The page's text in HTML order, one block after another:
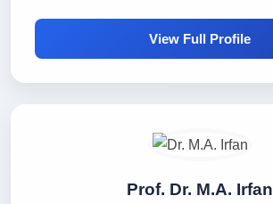
View Full Profile
Prof. Dr. M.A. Irfan